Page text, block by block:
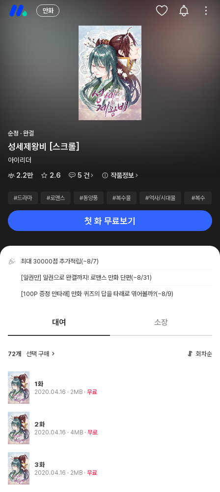
만화
순정 · 완결
성세제왕비 [스크롤]
아이리더
2.2만
2.6 5 건 작품정보
#드라마 #로맨스 #동양풍 #복수물 #역사/시대물 #복수
첫 화 무료보기
최대 30000점 추가적립(~8/7)
[일권만] 일권으로 완결까지! 로맨스 만화 단편(~8/31)
[100P 증정 만타래] 만화 퀴즈의 답을 타래로 엮어볼까?(~8/9)
대여 소장
72개 선택 구매 회차순
1화
2020.04.16 · 2MB 무료
2화
2020.04.16 · 4MB 무료
3화
2020.04.16 · 2MB 무료